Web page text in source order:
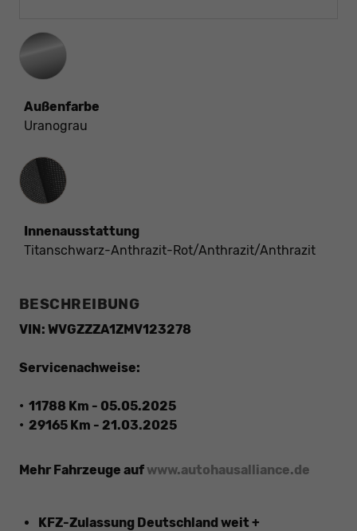
Außenfarbe
Uranograu
Innenausstattung
Innenausstattung
Titanschwarz-Anthrazit-Rot/Anthrazit/Anthrazit
BESCHREIBUNG
VIN: WVGZZZA1ZMV123278
Servicenachweise:
• 11788 Km - 05.05.2025
• 29165 Km - 21.03.2025
Mehr Fahrzeuge auf www.autohausalliance.de
KFZ-Zulassung Deutschland weit +